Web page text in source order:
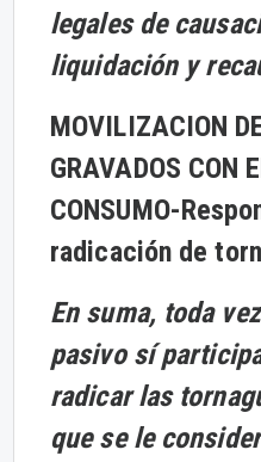
legales de
liquidación y
MOVILIZACION
GRAVADOS CON
CONSUMO-
radicación de
En suma, toda
pasivo sí
radicar las
que se le